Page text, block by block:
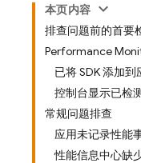
本页内容
排查问题前的首要
Performance
已将 SDK 添加
控制台显示已检
常规问题排查
应用未记录性能
性能信息中心缺